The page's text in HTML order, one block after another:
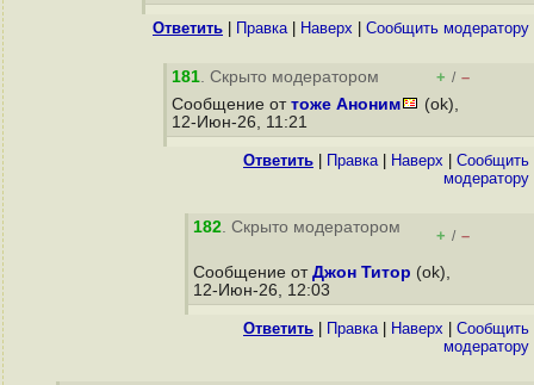
Ответить Правка| Наверх Cообщить модератору
181. Скрыто модератором + / –
Сообщение от тоже Аноним
(ok),
12-Июн-26, 11:21
Ответить Правка| Наверх
Cообщить
модератору
182. Скрыто модератором + / –
Сообщение от Джон Титор (ok),
12-Июн-26, 12:03
Ответить Правка| Наверх
Cообщить
модератору